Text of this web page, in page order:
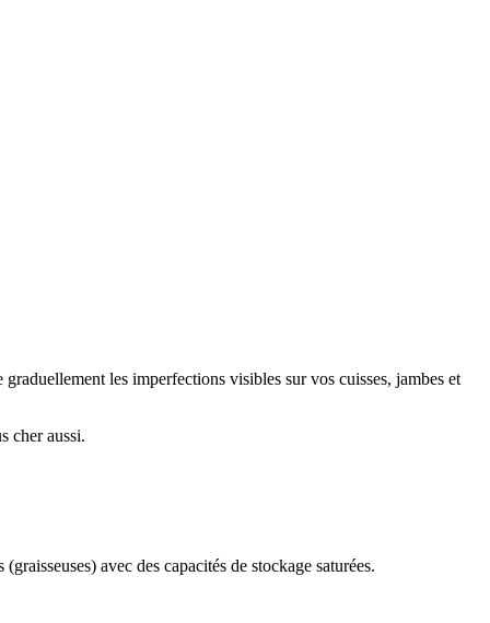
les imperfections visibles sur vos cuisses, jambes et
cher aussi.
avec des capacités de stockage saturées.